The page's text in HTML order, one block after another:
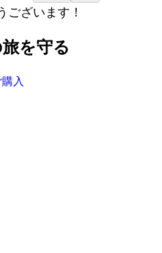
ございます！
を守る
入